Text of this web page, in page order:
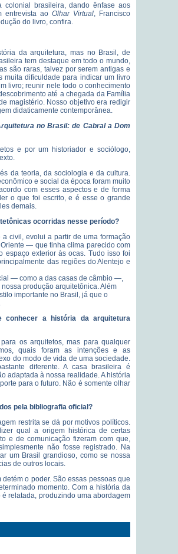
colonial brasileira, dando ênfase aos
entrevista aoOlhar Virtual, Francisco
do livro, confira.
da arquitetura, mas no Brasil, de
tem destaque em todo o mundo,
são raras, talvez por serem antigas e
muita dificuldade para indicar um livro
livro; reunir nele todo o conhecimento
até a chegada da Família
magistério. Nosso objetivo era redigir
didaticamente contemporânea.
no Brasil: de Cabral a Dom
e por um historiador e sociólogo,
da teoria, da sociologia e da cultura.
e social da época foram muito
com esses aspectos e de forma
o que foi escrito, e é esse o grande
demais.
ocorridas nesse período?
civil, evolui a partir de uma formação
— que tinha clima parecido com
exterior às ocas. Tudo isso foi
das regiões do Alentejo e
— como a das casas de câmbio —,
produção arquitetônica. Além
importante no Brasil, já que o
conhecer a história da arquitetura
os arquitetos, mas para qualquer
quais foram as intenções e as
do modo de vida de uma sociedade.
diferente. A casa brasileira é
adaptada à nossa realidade. A história
para o futuro. Não é somente olhar
pela bibliografia oficial?
restrita se dá por motivos políticos.
qual a origem histórica de certas
e de comunicação fizeram com que,
não fosse registrado. Na
um Brasil grandioso, como se nossa
de outros locais.
o poder. São essas pessoas que
momento. Com a história da
relatada, produzindo uma abordagem